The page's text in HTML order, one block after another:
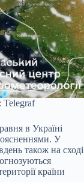
Telegraf
в Україні
У
також на сході
країни